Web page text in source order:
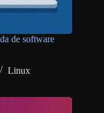
de software
Linux